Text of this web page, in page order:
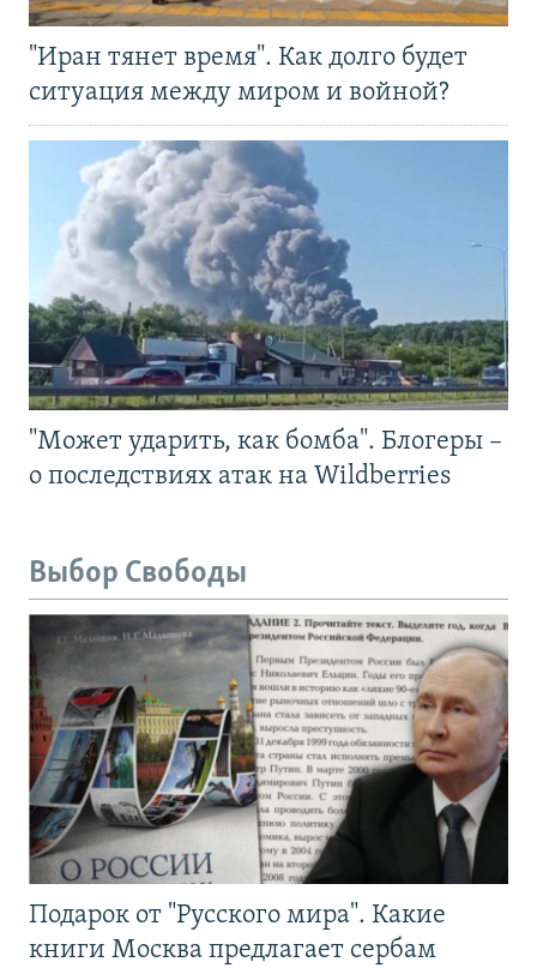
"Иран тянет время". Как долго будет
ситуация между миром и войной?
"Может ударить, как бомба". Блогеры –
о последствиях атак на Wildberries
Выбор Свободы
Подарок от "Русского мира". Какие
книги Москва предлагает сербам